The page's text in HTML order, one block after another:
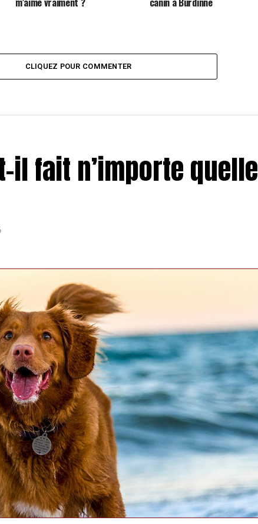
CLIQUEZ POUR COMMENTER
il fait n’importe quelle